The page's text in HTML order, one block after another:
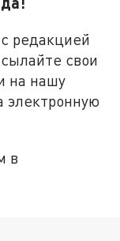
редакцией
свои
на нашу
электронную
в